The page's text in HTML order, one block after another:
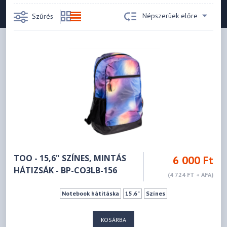
Szűrés Népszerüek előre
TOO - 15,6" SZÍNES, MINTÁS
HÁTIZSÁK - BP-CO3LB-156
6 000 Ft
(4 724 FT + ÁFA)
Notebook hátitáska 15,6" Színes
KOSÁRBA